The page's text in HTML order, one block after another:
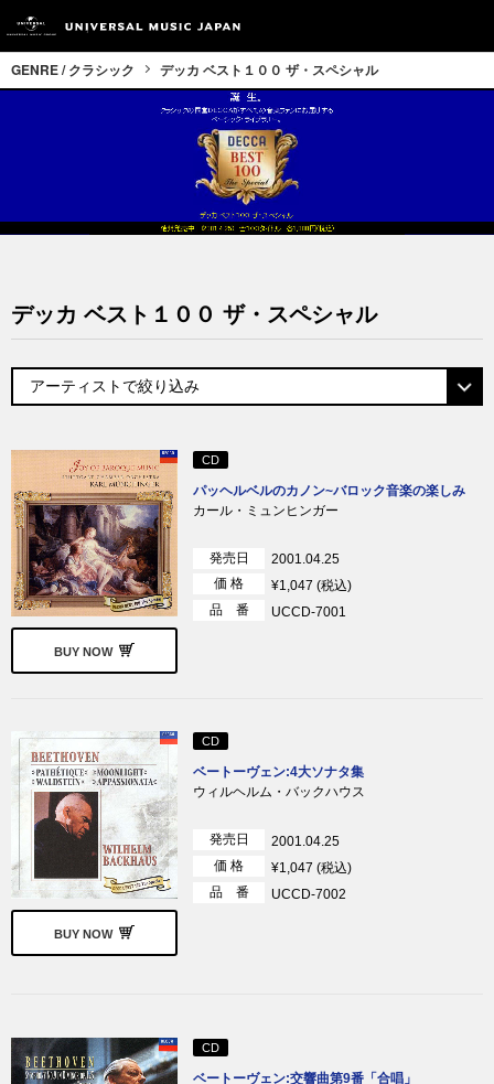
GENRE / クラシック デッカ ベスト１００ ザ・スペシャル
デッカ ベスト１００ ザ・スペシャル
BUY NOW
CD
パッヘルベルのカノン~バロック音楽の楽しみ
カール・ミュンヒンガー
発売日
2001.04.25
価 格
¥1,047 (税込)
品 番
UCCD-7001
BUY NOW
CD
ベートーヴェン:4大ソナタ集
ウィルヘルム・バックハウス
発売日
2001.04.25
価 格
¥1,047 (税込)
品 番
UCCD-7002
CD
ベートーヴェン:交響曲第9番「合唱」